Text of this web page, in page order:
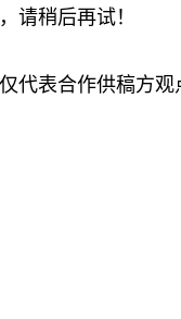
请稍后再试！
仅代表合作供稿方